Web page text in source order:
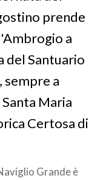
prende
a
del Santuario
sempre a
Maria
Certosa di
Grande è